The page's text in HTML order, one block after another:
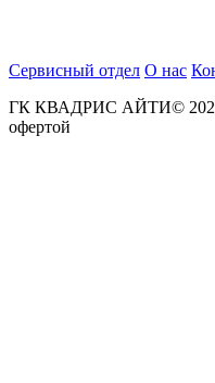
Сервисный отдел О нас
ГК КВАДРИС АЙТИ© 2026
офертой